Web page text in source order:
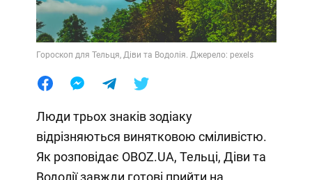
Гороскоп для Тельця, Діви та Водолія. Джерело: pexels
Люди трьох знаків зодіаку
відрізняються винятковою сміливістю.
Як розповідає OBOZ.UA, Тельці, Діви та
Водолії завжди готові прийти на